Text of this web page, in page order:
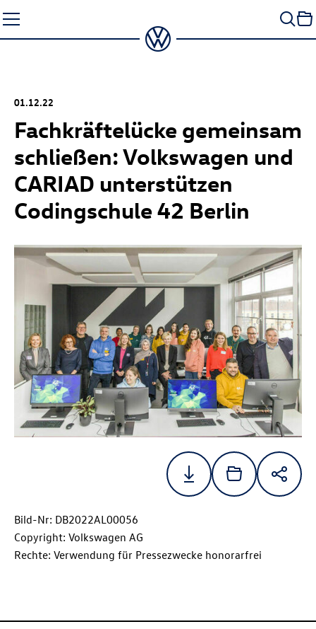
Seiteninhalt
springen
01.12.22
Fachkräftelücke gemeinsam
schließen: Volkswagen und
CARIAD unterstützen
Codingschule 42 Berlin
Bild-Nr: DB2022AL00056
Copyright: Volkswagen AG
Rechte: Verwendung für Pressezwecke honorarfrei